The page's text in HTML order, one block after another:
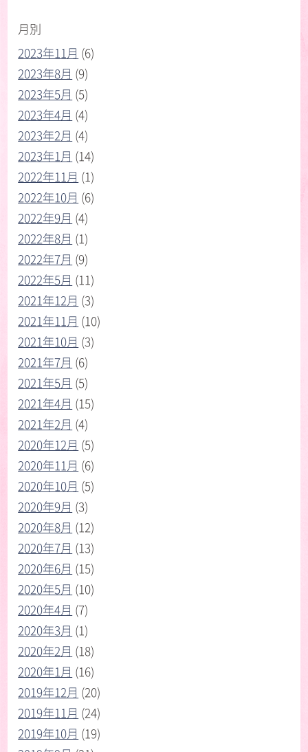
月別
2023年11月 (6)
2023年8月 (9)
2023年5月 (5)
2023年4月 (4)
2023年2月 (4)
2023年1月 (14)
2022年11月 (1)
2022年10月 (6)
2022年9月 (4)
2022年8月 (1)
2022年7月 (9)
2022年5月 (11)
2021年12月 (3)
2021年11月 (10)
2021年10月 (3)
2021年7月 (6)
2021年5月 (5)
2021年4月 (15)
2021年2月 (4)
2020年12月 (5)
2020年11月 (6)
2020年10月 (5)
2020年9月 (3)
2020年8月 (12)
2020年7月 (13)
2020年6月 (15)
2020年5月 (10)
2020年4月 (7)
2020年3月 (1)
2020年2月 (18)
2020年1月 (16)
2019年12月 (20)
2019年11月 (24)
2019年10月 (19)